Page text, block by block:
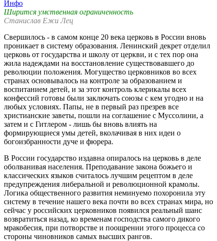
Инфо
Ширится умственная ограниченность
Станислав Ежи Лец
Свершилось - в самом конце 20 века церковь в России вновь
проникает в систему образования. Ленинский декрет отделил
церковь от государства и школу от церкви, и с тех пор она
жила надеждами на восстановление существовавшего до
революции положения. Могущество церковников во всех
странах основывалось на контроле за образованием и
воспитанием детей, и за этот контроль клерикалы всех
конфессий готовы были заключать союзы с кем угодно и на
любых условиях. Папы, не в первый раз презрев все
христианские заветы, пошли на соглашение с Муссолини, а
затем и с Гитлером - лишь бы вновь влиять на
формирующиеся умы детей, вколачивая в них идеи о
богоизбранности дуче и фюрера.
В России государство издавна опиралось на церковь в деле
оболванивая населения. Преподавание закона божьего и
классических языков считалось лучшим рецептом в деле
предупреждения либеральной и революционной крамолы.
Логика общественного развития неминуемо похоронила эту
систему в течение нашего века почти во всех странах мира, но
сейчас у российских церковников появился реальный шанс
возвратиться назад, ко временам господства самого дикого
мракобесия, при потворстве и поощрении этого процесса со
стороны чиновников самых высших рангов.